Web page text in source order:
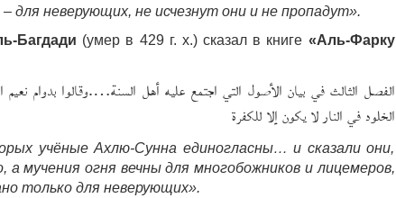
для неверующих, не исчезнут они и не пропадут».
Багдади (умер в 429 г. х.) сказал в книге «Аль-Фарку
الفصل الثالث في بيان الأصول التي اجتمع عليه أهل السنة….وقالوا بدوام نعيم
الخلود في النار لا يكون إلا للكفرة
учёные Ахлю-Сунна единогласны… и сказали они,
мучения огня вечны для многобожников и лицемеров,
только для неверующих».